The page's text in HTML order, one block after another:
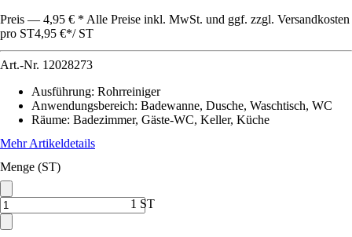
Preis — 4,95 € * Alle Preise inkl. MwSt. und ggf. zzgl. Versandkosten
pro ST4,95 €*/ ST
Art.-Nr. 12028273
Ausführung: Rohrreiniger
Anwendungsbereich: Badewanne, Dusche, Waschtisch, WC
Räume: Badezimmer, Gäste-WC, Keller, Küche
Mehr Artikeldetails
Menge (ST)
1 ST